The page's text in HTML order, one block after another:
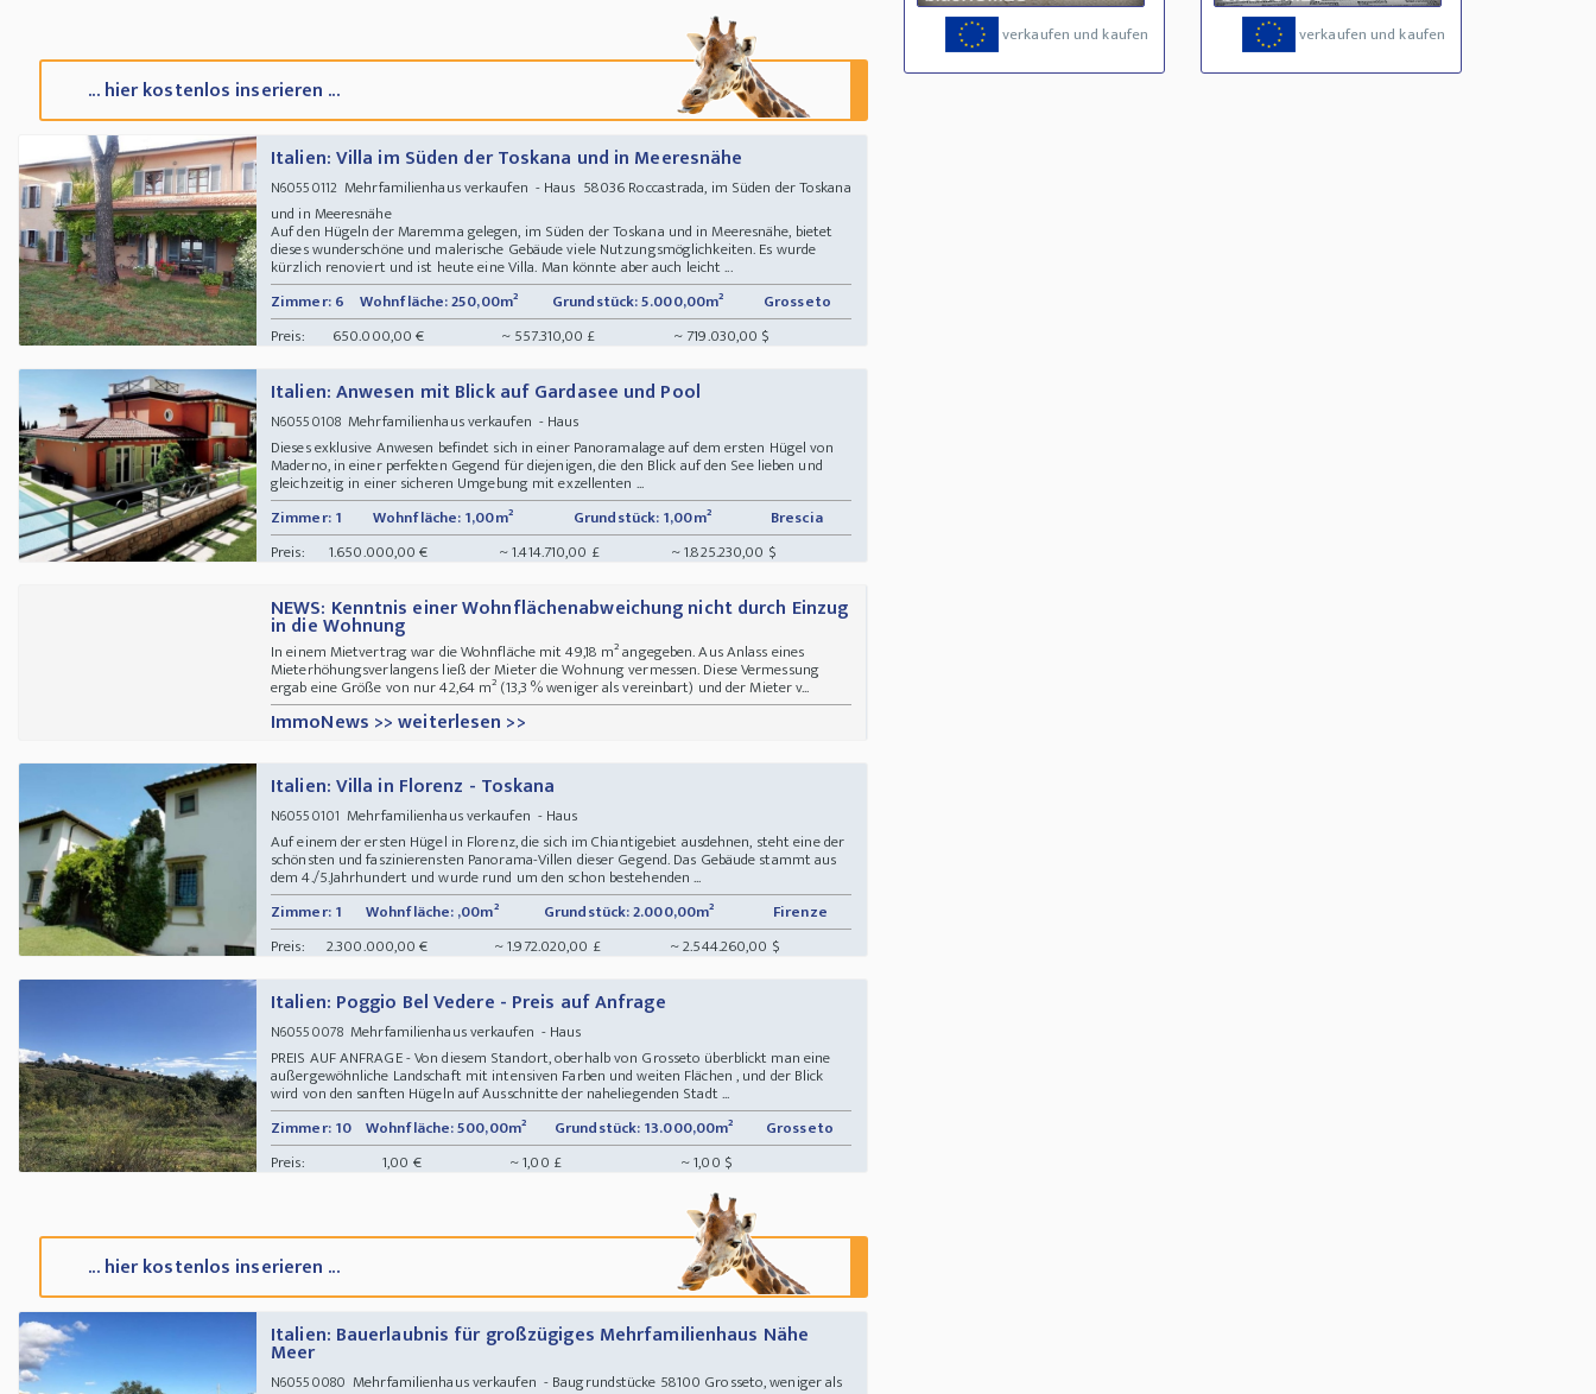
... hier kostenlos inserieren ...
Italien: Villa im Süden der Toskana und in Meeresnähe
N60550112Mehrfamilienhaus verkaufen - Haus 58036 Roccastrada, im Süden der Toskana
und in Meeresnähe
Auf den Hügeln der Maremma gelegen, im Süden der Toskana und in Meeresnähe, bietet
dieses wunderschöne und malerische Gebäude viele Nutzungsmöglichkeiten. Es wurde
kürzlich renoviert und ist heute eine Villa. Man könnte aber auch leicht ...
Zimmer: 6
Wohnfläche: 250,00m² Grundstück: 5.000,00m²
Grosseto
Preis:
650.000,00 € ~ 557.310,00 £ ~ 719.030,00 $
Italien: Anwesen mit Blick auf Gardasee und Pool
N60550108Mehrfamilienhaus verkaufen - Haus
Dieses exklusive Anwesen befindet sich in einer Panoramalage auf dem ersten Hügel von
Maderno, in einer perfekten Gegend für diejenigen, die den Blick auf den See lieben und
gleichzeitig in einer sicheren Umgebung mit exzellenten ...
Zimmer: 1
Wohnfläche: 1,00m² Grundstück: 1,00m²
Brescia
Preis:
1.650.000,00 € ~ 1.414.710,00 £ ~ 1.825.230,00 $
NEWS: Kenntnis einer Wohnflächenabweichung nicht durch Einzug
in die Wohnung
In einem Mietvertrag war die Wohnfläche mit 49,18 m² angegeben. Aus Anlass eines
Mieterhöhungsverlangens ließ der Mieter die Wohnung vermessen. Diese Vermessung
ergab eine Größe von nur 42,64 m² (13,3 % weniger als vereinbart) und der Mieter v...
ImmoNews >> weiterlesen >>
Italien: Villa in Florenz - Toskana
N60550101 Mehrfamilienhaus verkaufen - Haus
Auf einem der ersten Hügel in Florenz, die sich im Chiantigebiet ausdehnen, steht eine der
schönsten und faszinierensten Panorama-Villen dieser Gegend. Das Gebäude stammt aus
dem 4./5.Jahrhundert und wurde rund um den schon bestehenden ...
Zimmer: 1
Wohnfläche: ,00m² Grundstück: 2.000,00m²
Firenze
Preis:
2.300.000,00 € ~ 1.972.020,00 £ ~ 2.544.260,00 $
Italien: Poggio Bel Vedere - Preis auf Anfrage
N60550078Mehrfamilienhaus verkaufen - Haus
PREIS AUF ANFRAGE - Von diesem Standort, oberhalb von Grosseto überblickt man eine
außergewöhnliche Landschaft mit intensiven Farben und weiten Flächen , und der Blick
wird von den sanften Hügeln auf Ausschnitte der naheliegenden Stadt ...
Zimmer: 10 Wohnfläche: 500,00m² Grundstück: 13.000,00m²
Grosseto
Preis:
1,00 € ~ 1,00 £ ~ 1,00 $
... hier kostenlos inserieren ...
Italien: Bauerlaubnis für großzügiges Mehrfamilienhaus Nähe
Meer
N60550080 Mehrfamilienhaus verkaufen - Baugrundstücke 58100 Grosseto, weniger als
verkaufen und kaufen verkaufen und kaufen